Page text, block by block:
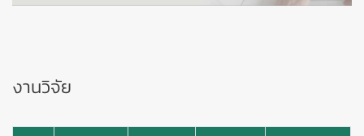
งานวิจัย